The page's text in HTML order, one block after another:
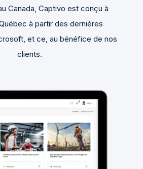
Canada, Captivo est conçu à
à partir des dernières
et ce, au bénéfice de nos
clients.